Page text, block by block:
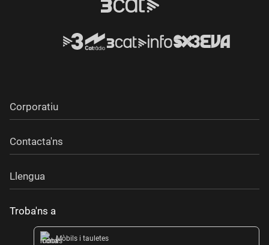
Corporatiu
Contacta'ns
Llengua
Troba'ns a
Mòbils i tauletes